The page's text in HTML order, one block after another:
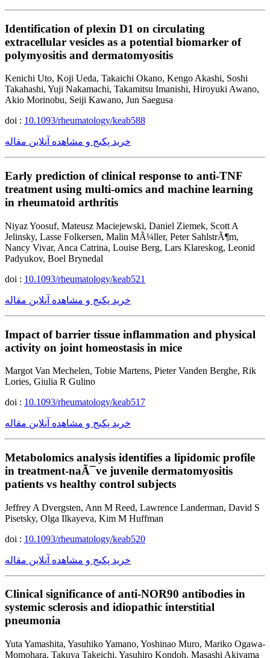
Identification of plexin D1 on circulating
extracellular vesicles as a potential biomarker of
polymyositis and dermatomyositis
Kenichi Uto, Koji Ueda, Takaichi Okano, Kengo Akashi, Soshi
Takahashi, Yuji Nakamachi, Takamitsu Imanishi, Hiroyuki Awano,
Akio Morinobu, Seiji Kawano, Jun Saegusa
doi : 10.1093/rheumatology/keab588
خرید پکیج و مشاهده آنلاین مقاله
Early prediction of clinical response to anti-TNF
treatment using multi-omics and machine learning
in rheumatoid arthritis
Niyaz Yoosuf, Mateusz Maciejewski, Daniel Ziemek, Scott A
Jelinsky, Lasse Folkersen, Malin MÃ¼ller, Peter SahlstrÃ¶m,
Nancy Vivar, Anca Catrina, Louise Berg, Lars Klareskog, Leonid
Padyukov, Boel Brynedal
doi : 10.1093/rheumatology/keab521
خرید پکیج و مشاهده آنلاین مقاله
Impact of barrier tissue inflammation and physical
activity on joint homeostasis in mice
Margot Van Mechelen, Tobie Martens, Pieter Vanden Berghe, Rik
Lories, Giulia R Gulino
doi : 10.1093/rheumatology/keab517
خرید پکیج و مشاهده آنلاین مقاله
Metabolomics analysis identifies a lipidomic profile
in treatment-naÃ¯ve juvenile dermatomyositis
patients vs healthy control subjects
Jeffrey A Dvergsten, Ann M Reed, Lawrence Landerman, David S
Pisetsky, Olga Ilkayeva, Kim M Huffman
doi : 10.1093/rheumatology/keab520
خرید پکیج و مشاهده آنلاین مقاله
Clinical significance of anti-NOR90 antibodies in
systemic sclerosis and idiopathic interstitial
pneumonia
Yuta Yamashita, Yasuhiko Yamano, Yoshinao Muro, Mariko Ogawa-
Momohara, Takuya Takeichi, Yasuhiro Kondoh, Masashi Akiyama